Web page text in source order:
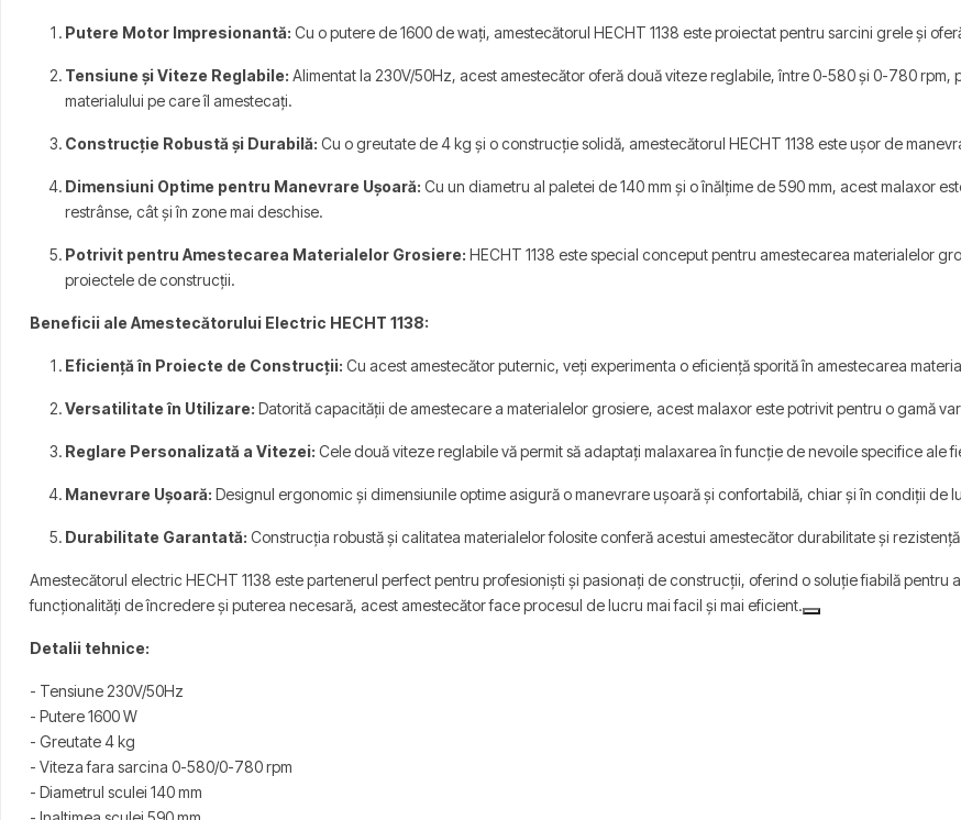
Putere Motor Impresionantă: Cu o putere de 1600 de wați, amestecătorul HECHT 1138 este proiectat pentru sarcini grele și
Tensiune și Viteze Reglabile: Alimentat la 230V/50Hz, acest amestecător oferă două viteze reglabile, între 0-580 și 0-780
materialului pe care îl amestecați.
Construcție Robustă și Durabilă: Cu o greutate de 4 kg și o construcție solidă, amestecătorul HECHT 1138 este ușor de
Dimensiuni Optime pentru Manevrare Ușoară: Cu un diametru al paletei de 140 mm și o înălțime de 590 mm, acest malaxor
restrânse, cât și în zone mai deschise.
Potrivit pentru Amestecarea Materialelor Grosiere: HECHT 1138 este special conceput pentru amestecarea materialelor
proiectele de construcții.
Beneficii ale Amestecătorului Electric HECHT 1138:
Eficiență în Proiecte de Construcții: Cu acest amestecător puternic, veți experimenta o eficiență sporită în amestecarea
Versatilitate în Utilizare: Datorită capacității de amestecare a materialelor grosiere, acest malaxor este potrivit pentru o gamă
Reglare Personalizată a Vitezei: Cele două viteze reglabile vă permit să adaptați malaxarea în funcție de nevoile specifice ale
Manevrare Ușoară: Designul ergonomic și dimensiunile optime asigură o manevrare ușoară și confortabilă, chiar și în condiții de
Durabilitate Garantată: Construcția robustă și calitatea materialelor folosite conferă acestui amestecător durabilitate și rezistență
Amestecătorul electric HECHT 1138 este partenerul perfect pentru profesioniști și pasionați de construcții, oferind o soluție fiabilă
funcționalități de încredere și puterea necesară, acest amestecător face procesul de lucru mai facil și mai eficient.
Detalii tehnice:
- Tensiune 230V/50Hz
- Putere 1600 W
- Greutate 4 kg
- Viteza fara sarcina 0-580/0-780 rpm
- Diametrul sculei 140 mm